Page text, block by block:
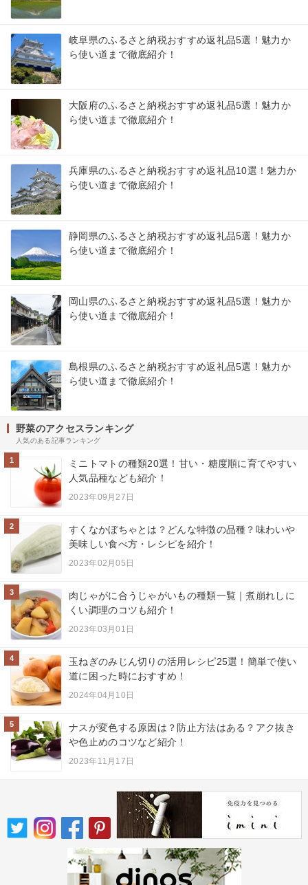
岐阜県のふるさと納税おすすめ返礼品5選！魅力か
ら使い道まで徹底紹介！
大阪府のふるさと納税おすすめ返礼品5選！魅力か
ら使い道まで徹底紹介！
兵庫県のふるさと納税おすすめ返礼品10選！魅力か
ら使い道まで徹底紹介！
静岡県のふるさと納税おすすめ返礼品5選！魅力か
ら使い道まで徹底紹介！
岡山県のふるさと納税おすすめ返礼品5選！魅力か
ら使い道まで徹底紹介！
島根県のふるさと納税おすすめ返礼品5選！魅力か
ら使い道まで徹底紹介！
野菜のアクセスランキング
人気のある記事ランキング
1
ミニトマトの種類20選！甘い・糖度順に育てやすい
人気品種なども紹介！
2023年09月27日
2
すくなかぼちゃとは？どんな特徴の品種？味わいや
美味しい食べ方・レシピを紹介！
2023年02月05日
3
肉じゃがに合うじゃがいもの種類一覧｜煮崩れしに
くい調理のコツも紹介！
2023年03月01日
4
玉ねぎのみじん切りの活用レシピ25選！簡単で使い
道に困った時におすすめ！
2024年04月10日
5
ナスが変色する原因は？防止方法はある？アク抜き
や色止めのコツなど紹介！
2023年11月17日